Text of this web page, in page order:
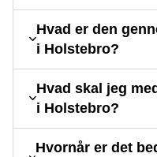
Hvad er den
i Holstebro?
Hvad skal jeg
i Holstebro?
Hvornår er det